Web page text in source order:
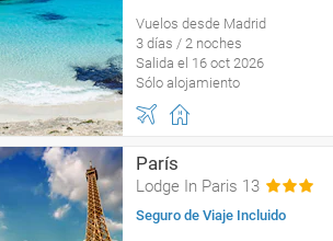
Vuelos desde Madrid
3 días / 2 noches
Salida el 16 oct 2026
Sólo alojamiento
París
Lodge In Paris 13
Seguro de Viaje Incluido